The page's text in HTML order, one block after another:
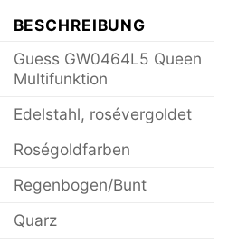
BESCHREIBUNG
Guess GW0464L5 Queen
Multifunktion
Edelstahl, rosévergoldet
Roségoldfarben
Regenbogen/Bunt
Quarz